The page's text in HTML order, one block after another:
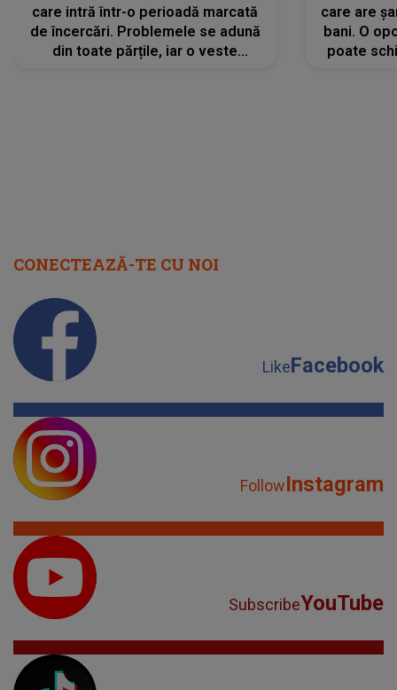
care intră într-o perioadă marcată
de încercări. Problemele se adună
din toate părțile, iar o veste
care are
bani. O
poate
CONECTEAZĂ-TE CU NOI
LikeFacebook
FollowInstagram
SubscribeYouTube